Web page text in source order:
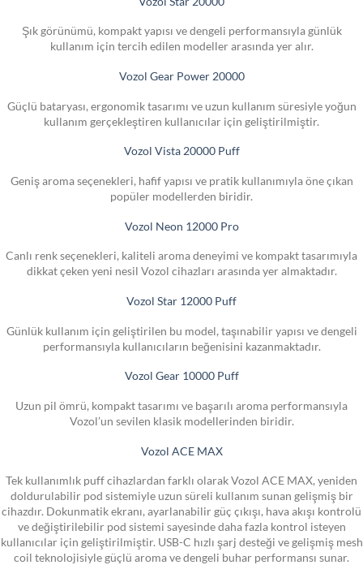
Şık görünümü, kompakt yapısı ve dengeli performansıyla günlük
kullanım için tercih edilen modeller arasında yer alır.
Vozol Gear Power 20000
Güçlü bataryası, ergonomik tasarımı ve uzun kullanım süresiyle yoğun
kullanım gerçekleştiren kullanıcılar için geliştirilmiştir.
Vozol Vista 20000 Puff
Geniş aroma seçenekleri, hafif yapısı ve pratik kullanımıyla öne çıkan
popüler modellerden biridir.
Vozol Neon 12000 Pro
Canlı renk seçenekleri, kaliteli aroma deneyimi ve kompakt tasarımıyla
dikkat çeken yeni nesil Vozol cihazları arasında yer almaktadır.
Vozol Star 12000 Puff
Günlük kullanım için geliştirilen bu model, taşınabilir yapısı ve dengeli
performansıyla kullanıcıların beğenisini kazanmaktadır.
Vozol Gear 10000 Puff
Uzun pil ömrü, kompakt tasarımı ve başarılı aroma performansıyla
Vozol’un sevilen klasik modellerinden biridir.
Vozol ACE MAX
Tek kullanımlık puff cihazlardan farklı olarak Vozol ACE MAX, yeniden
doldurulabilir pod sistemiyle uzun süreli kullanım sunan gelişmiş bir
cihazdır. Dokunmatik ekranı, ayarlanabilir güç çıkışı, hava akışı kontrolü
ve değiştirilebilir pod sistemi sayesinde daha fazla kontrol isteyen
kullanıcılar için geliştirilmiştir. USB-C hızlı şarj desteği ve gelişmiş mesh
coil teknolojisiyle güçlü aroma ve dengeli buhar performansı sunar.